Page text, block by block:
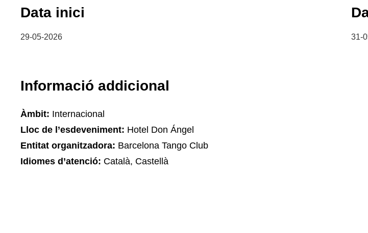
Data inici
29-05-2026 31-
Informació addicional
Àmbit: Internacional
Lloc de l’esdeveniment: Hotel Don Ángel
Entitat organitzadora: Barcelona Tango Club
Idiomes d’atenció: Català, Castellà